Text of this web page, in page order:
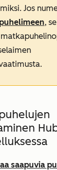
Jos
,
saapuvia